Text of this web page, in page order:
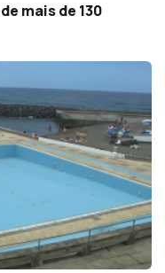
mais de 130